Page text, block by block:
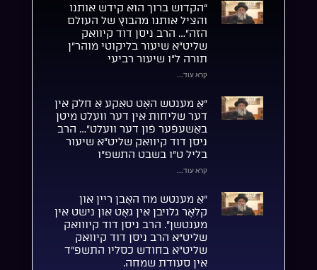
“הקדוש ברוך הוא קידש אותנו
והציל אותנו מהבוץ של העולם
הזה”… הרב ניסן דוד קיוואק
שליט”א שיעור בליקוטי מוהר”ן
תורה ל”ו שיעור רביעי
קרא עוד...
“אַ מענטש האָט טאַקע אַ חלק אין
דער שליחות אין דער וועלט מיטן
באַשעפֿער פֿון דער וועלט”… הרב
ניסן דוד קיוואק שליט”א שיעור
בליל ט”ו בשבט התשפ”ו
קרא עוד...
“אַ מענטש מוז האָבן ריין און
קלאָר גלויבן אין גאָט און נישט אין
מענטשן”. הרב ניסן דוד קיווואק
שליט”א הרב ניסן דוד קיוואק
שליט”א בחודש כסליו התשפ”ד
אין סעודת שמחה.